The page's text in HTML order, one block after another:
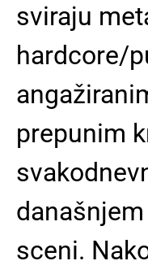
sviraju
hardcore/
prepunim
sceni.